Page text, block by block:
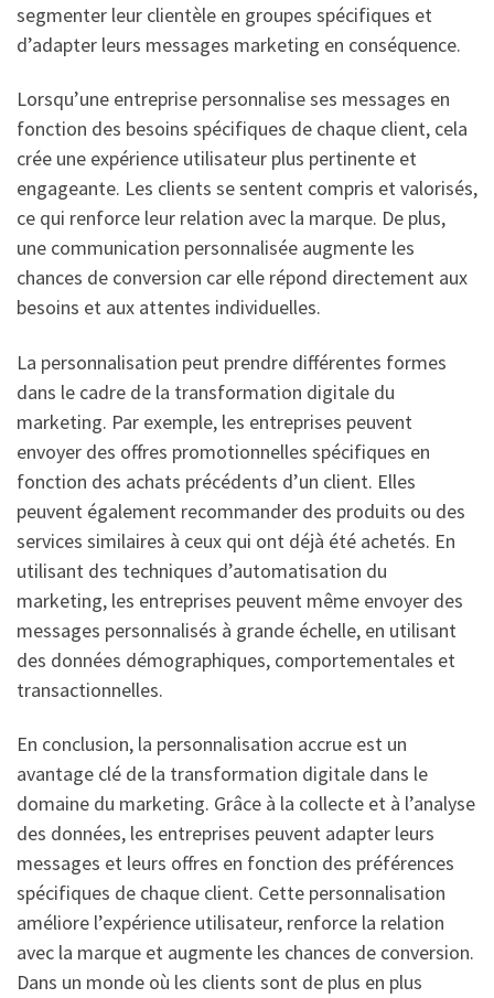
segmenter leur clientèle en groupes spécifiques et
d’adapter leurs messages marketing en conséquence.
Lorsqu’une entreprise personnalise ses messages en
fonction des besoins spécifiques de chaque client, cela
crée une expérience utilisateur plus pertinente et
engageante. Les clients se sentent compris et valorisés,
ce qui renforce leur relation avec la marque. De plus,
une communication personnalisée augmente les
chances de conversion car elle répond directement aux
besoins et aux attentes individuelles.
La personnalisation peut prendre différentes formes
dans le cadre de la transformation digitale du
marketing. Par exemple, les entreprises peuvent
envoyer des offres promotionnelles spécifiques en
fonction des achats précédents d’un client. Elles
peuvent également recommander des produits ou des
services similaires à ceux qui ont déjà été achetés. En
utilisant des techniques d’automatisation du
marketing, les entreprises peuvent même envoyer des
messages personnalisés à grande échelle, en utilisant
des données démographiques, comportementales et
transactionnelles.
En conclusion, la personnalisation accrue est un
avantage clé de la transformation digitale dans le
domaine du marketing. Grâce à la collecte et à l’analyse
des données, les entreprises peuvent adapter leurs
messages et leurs offres en fonction des préférences
spécifiques de chaque client. Cette personnalisation
améliore l’expérience utilisateur, renforce la relation
avec la marque et augmente les chances de conversion.
Dans un monde où les clients sont de plus en plus